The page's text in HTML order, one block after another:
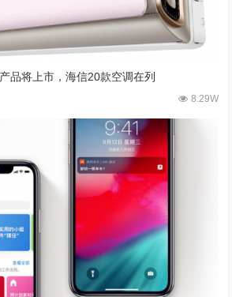
品将上市，海信20款空调在列
8.29W